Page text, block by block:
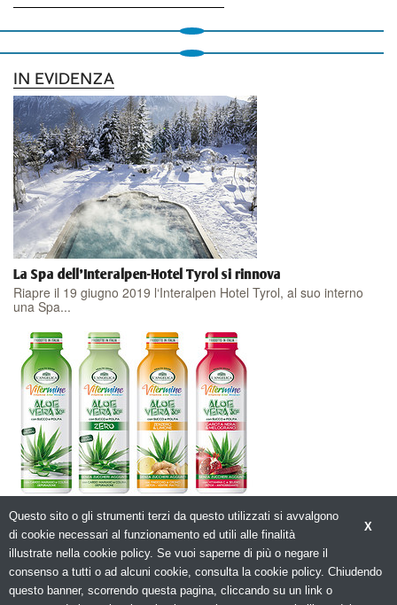
IN EVIDENZA
La Spa dell'Interalpen-Hotel Tyrol si rinnova
Riapre il 19 giugno 2019 l‘Interalpen Hotel Tyrol, al suo interno
una Spa...
La gamma Vitermine con ALOE VERA si rinnova.
L’Istituto Erboristico L’Angelica rinnova la gamma di Health Drink...
X
Questo sito o gli strumenti terzi da questo utilizzati si avvalgono
di cookie necessari al funzionamento ed utili alle finalità
illustrate nella cookie policy. Se vuoi saperne di più o negare il
consenso a tutti o ad alcuni cookie, consulta la cookie policy. Chiudendo
questo banner, scorrendo questa pagina, cliccando su un link o